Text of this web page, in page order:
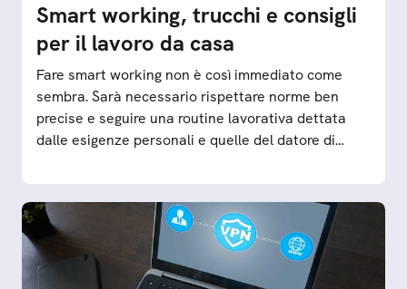
Smart working, trucchi e consigli
per il lavoro da casa
Fare smart working non è così immediato come
sembra. Sarà necessario rispettare norme ben
precise e seguire una routine lavorativa dettata
dalle esigenze personali e quelle del datore di